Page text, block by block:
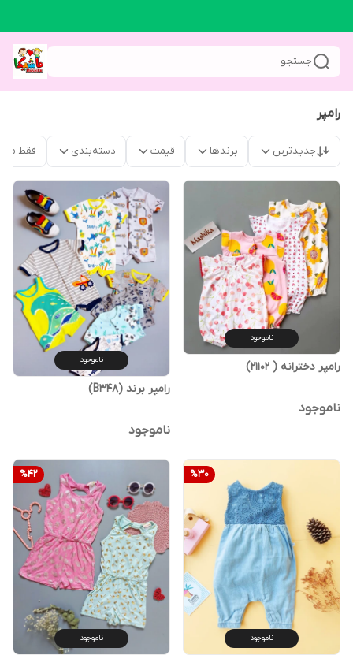
جستجو
رامپر
جدیدترین برندها قیمت دسته‌بندی فقط
ناموجود
رامپر دخترانه ( 21102)
ناموجود
ناموجود
رامپر برند (B348)
ناموجود
%30
ناموجود
%42
ناموجود